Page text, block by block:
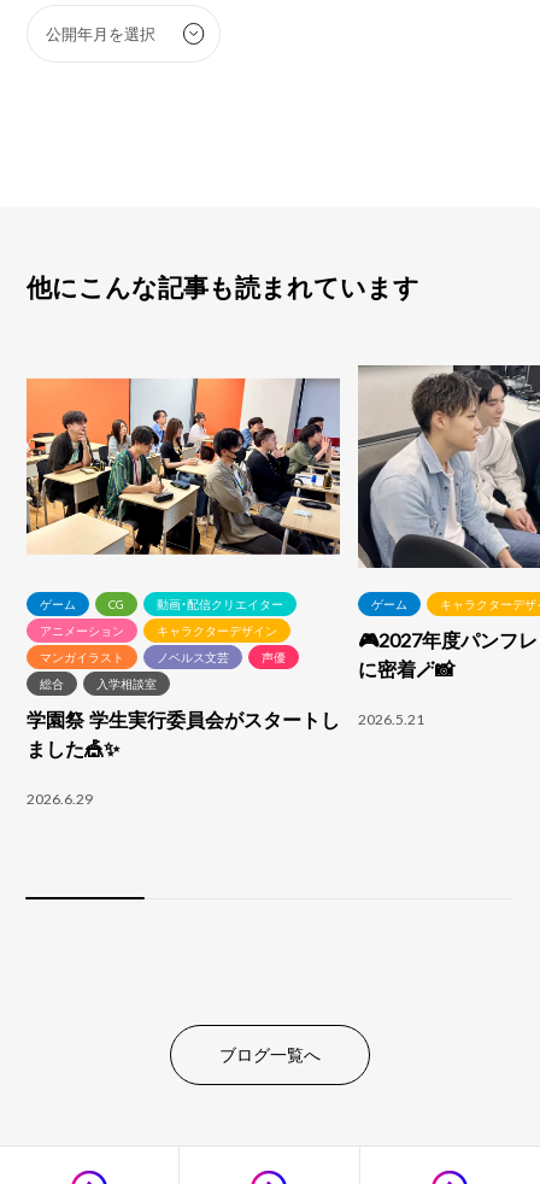
他にこんな記事も読まれています
ゲーム CG
動画・配信クリエイター
アニメーション
キャラクターデザイン
マンガイラスト
ノベルス文芸
声優
総合
入学相談室
学園祭 学生実行委員会がスタートし
ました🎪✨
2026.6.29
ゲーム キャラクターデ
🎮2027年度パンフ
に密着🪄📸
2026.5.21
ブログ一覧へ